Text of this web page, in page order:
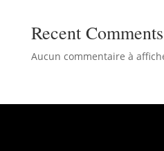
Recent Comments
Aucun commentaire à